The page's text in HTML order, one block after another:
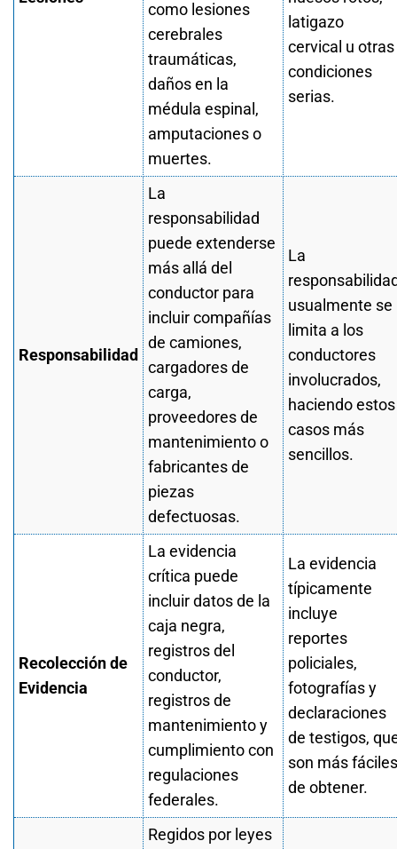
como lesiones
cerebrales
traumáticas,
daños en la
médula espinal,
amputaciones o
muertes.
latigazo
cervical u otras
condiciones
serias.
Responsabilidad
La
responsabilidad
puede extenderse
más allá del
conductor para
incluir compañías
de camiones,
cargadores de
carga,
proveedores de
mantenimiento o
fabricantes de
piezas
defectuosas.
La
usualmente se
limita a los
conductores
involucrados,
haciendo estos
casos más
sencillos.
Recolección de
Evidencia
La evidencia
crítica puede
incluir datos de la
caja negra,
registros del
conductor,
registros de
mantenimiento y
cumplimiento con
regulaciones
federales.
La evidencia
típicamente
incluye
reportes
policiales,
fotografías y
declaraciones
de testigos,
son más fáciles
de obtener.
Regidos por leyes